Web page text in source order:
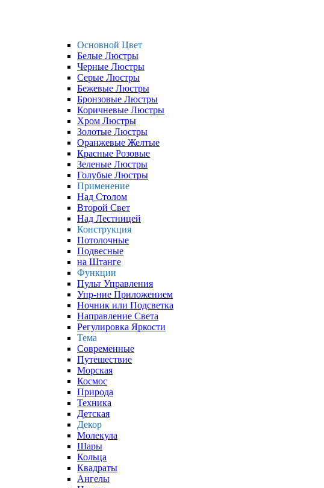
Основной Цвет
Белые Люстры
Черные Люстры
Серые Люстры
Бежевые Люстры
Бронзовые Люстры
Коричневые Люстры
Хром Люстры
Золотые Люстры
Оранжевые Желтые
Красные Розовые
Зеленые Люстры
Голубые Люстры
Применение
Над Столом
Второй Свет
Над Лестницей
Конструкция
Потолочные
Подвесные
на Штанге
Функции
Пульт Управления
Упр-ние Приложением
Ночник или Подсветка
Направление Света
Регулировка Яркости
Тема
Современные
Путешествие
Морская
Космос
Природа
Техника
Детская
Декор
Молекула
Шары
Кольца
Квадраты
Ангелы